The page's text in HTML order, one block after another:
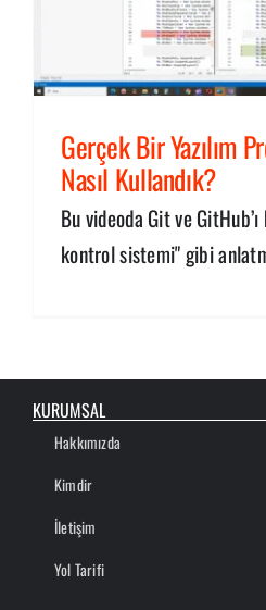
Gerçek Bir Yazılım
Nasıl Kullandık?
Bu videoda Git ve
kontrol sistemi" gibi
KURUMSAL
Hakkımızda
Kimdir
İletişim
Yol Tarifi